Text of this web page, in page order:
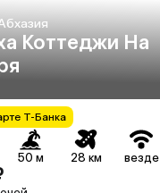
Коттеджи На
Т-Банка
50 м 28 км везде